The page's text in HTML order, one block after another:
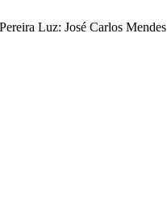
Luz: José Carlos Mendes